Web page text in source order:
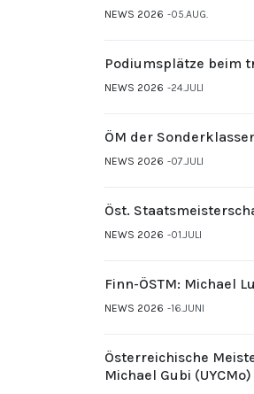
NEWS 2026 05.AUG.
Podiumsplätze beim
NEWS 2026 24.JULI
ÖM der
NEWS 2026 07.JULI
Öst.
NEWS 2026 01.JULI
Finn-ÖSTM: Michael
NEWS 2026 16.JUNI
Österreichische
Michael Gubi (UYCMo)